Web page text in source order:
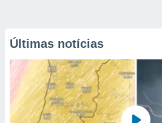
Últimas notícias